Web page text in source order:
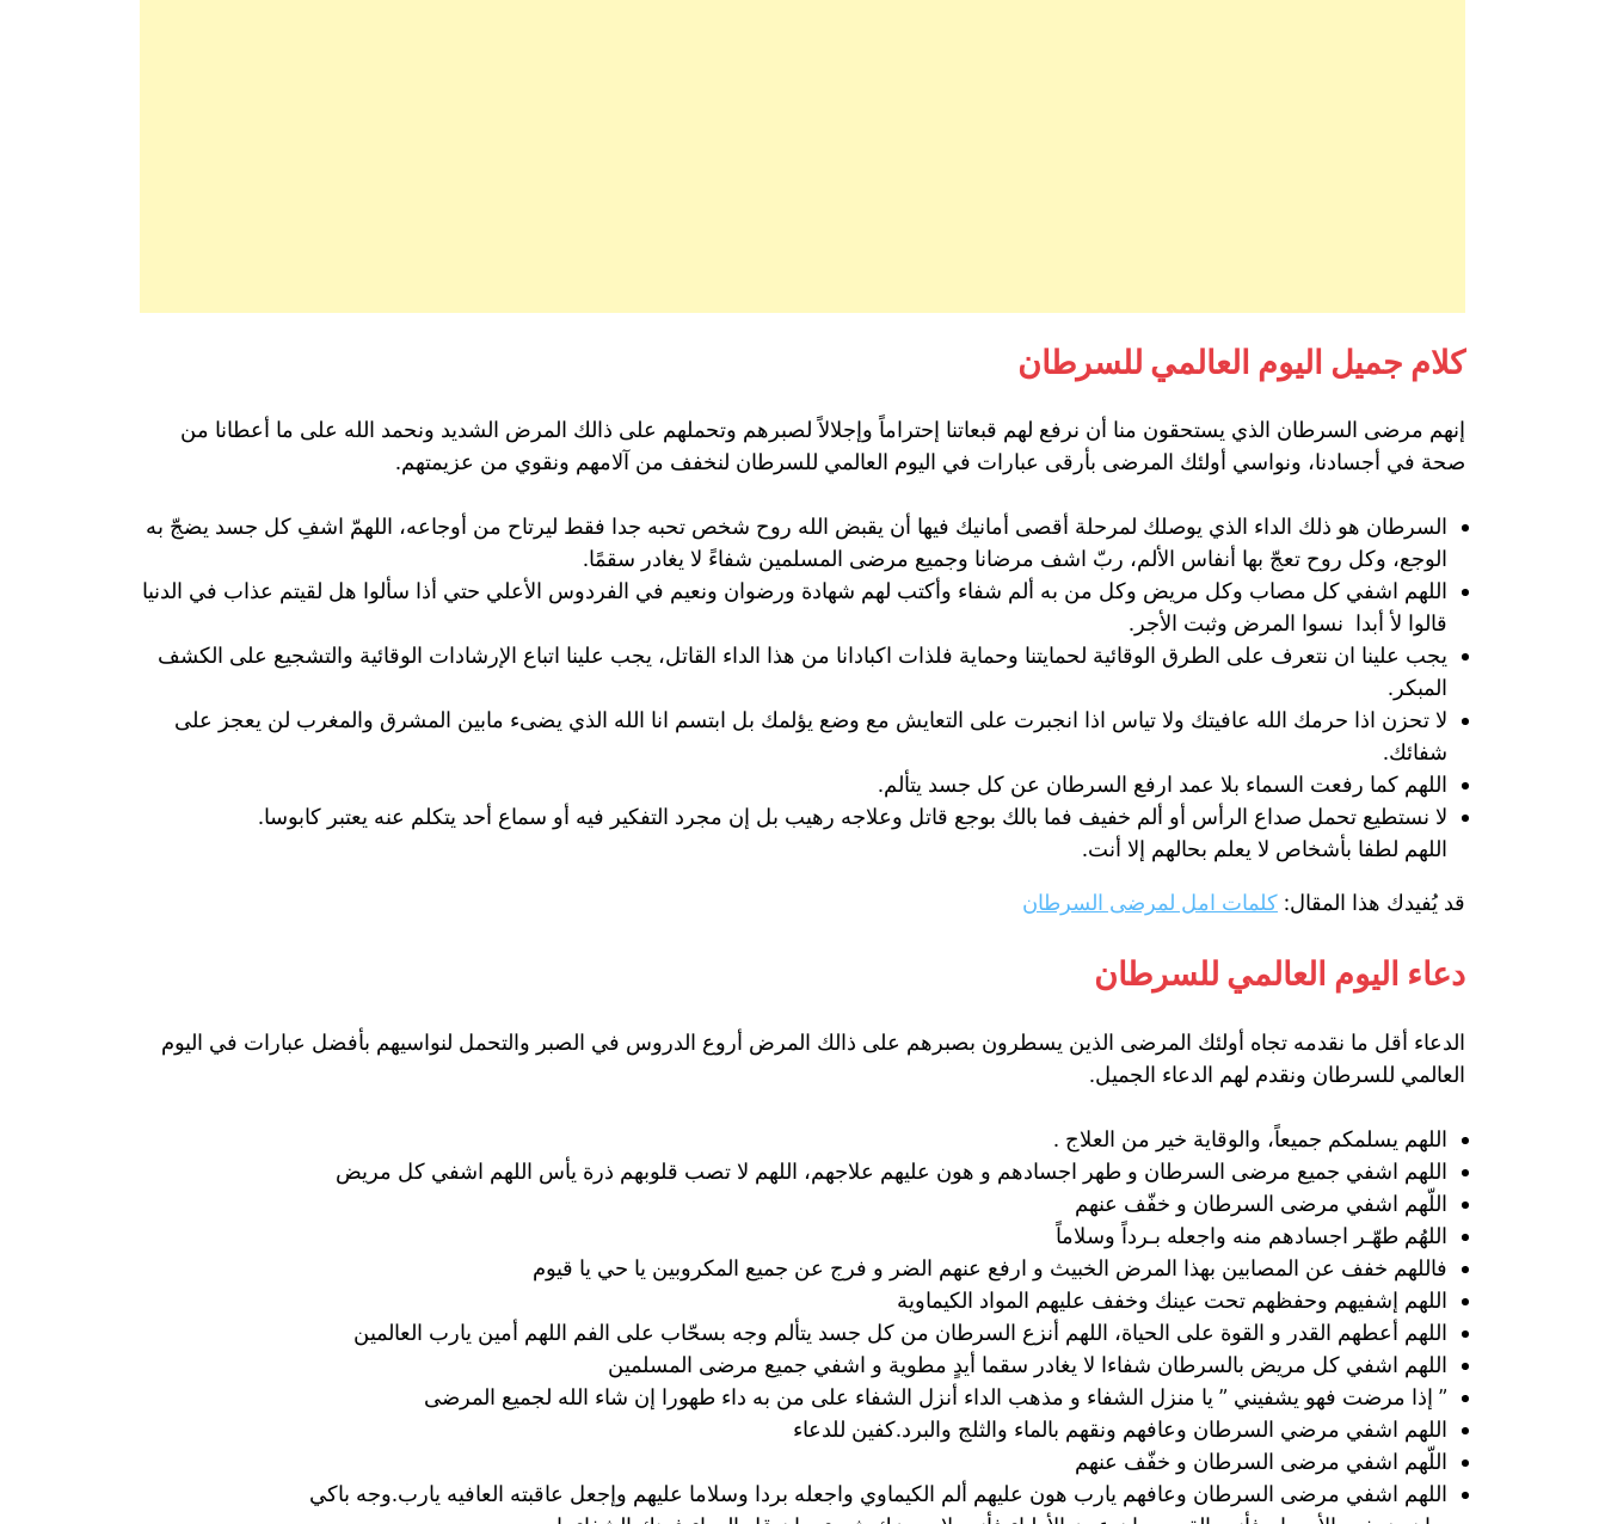
كلام جميل اليوم العالمي للسرطان
إنهم مرضى السرطان الذي يستحقون منا أن نرفع لهم قبعاتنا إحتراماً وإجلالاً لصبرهم وتحملهم على ذالك المرض الشديد ونحمد الله على ما أعطانا من
صحة في أجسادنا، ونواسي أولئك المرضى بأرقى عبارات في اليوم العالمي للسرطان لنخفف من آلامهم ونقوي من عزيمتهم.
السرطان هو ذلك الداء الذي يوصلك لمرحلة أقصى أمانيك فيها أن يقبض الله روح شخص تحبه جدا فقط ليرتاح من أوجاعه، اللهمّ اشفِ كل جسد يضجّ به
الوجع، وكل روح تعجّ بها أنفاس الألم، ربّ اشف مرضانا وجميع مرضى المسلمين شفاءً لا يغادر سقمًا.
اللهم اشفي كل مصاب وكل مريض وكل من به ألم شفاء وأكتب لهم شهادة ورضوان ونعيم في الفردوس الأعلي حتي أذا سألوا هل لقيتم عذاب في الدنيا
قالوا لأ أبدا نسوا المرض وثبت الأجر.
يجب علينا ان نتعرف على الطرق الوقائية لحمايتنا وحماية فلذات اكبادانا من هذا الداء القاتل، يجب علينا اتباع الإرشادات الوقائية والتشجيع على الكشف
المبكر.
لا تحزن اذا حرمك الله عافيتك ولا تياس اذا انجبرت على التعايش مع وضع يؤلمك بل ابتسم انا الله الذي يضىء مابين المشرق والمغرب لن يعجز على
شفائك.
اللهم كما رفعت السماء بلا عمد ارفع السرطان عن كل جسد يتألم.
لا نستطيع تحمل صداع الرأس أو ألم خفيف فما بالك بوجع قاتل وعلاجه رهيب بل إن مجرد التفكير فيه أو سماع أحد يتكلم عنه يعتبر كابوسا.
اللهم لطفا بأشخاص لا يعلم بحالهم إلا أنت.
قد يُفيدك هذا المقال: كلمات امل لمرضى السرطان
دعاء اليوم العالمي للسرطان
الدعاء أقل ما نقدمه تجاه أولئك المرضى الذين يسطرون بصبرهم على ذالك المرض أروع الدروس في الصبر والتحمل لنواسيهم بأفضل عبارات في اليوم
العالمي للسرطان ونقدم لهم الدعاء الجميل.
اللهم يسلمكم جميعاً، والوقاية خير من العلاج .
اللهم اشفي جميع مرضى السرطان و طهر اجسادهم و هون عليهم علاجهم، اللهم لا تصب قلوبهم ذرة يأس اللهم اشفي كل مريض
اللّهم اشفي مرضى السرطان و خفّف عنهم
اللهُم طهّـر اجسادهم منه واجعله بـرداً وسلاماً
فاللهم خفف عن المصابين بهذا المرض الخبيث و ارفع عنهم الضر و فرج عن جميع المكروبين يا حي يا قيوم
اللهم إشفيهم وحفظهم تحت عينك وخفف عليهم المواد الكيماوية
اللهم أعطهم القدر و القوة على الحياة، اللهم أنزع السرطان من كل جسد يتألم وجه بسحّاب على الفم اللهم أمين يارب العالمين
اللهم اشفي كل مريض بالسرطان شفاءا لا يغادر سقما أيدٍ مطوية و اشفي جميع مرضى المسلمين
” إذا مرضت فهو يشفيني ” يا منزل الشفاء و مذهب الداء أنزل الشفاء على من به داء طهورا إن شاء الله لجميع المرضى
اللهم اشفي مرضي السرطان وعافهم ونقهم بالماء والثلج والبرد.كفين للدعاء
اللّهم اشفي مرضى السرطان و خفّف عنهم
اللهم اشفي مرضى السرطان وعافهم يارب هون عليهم ألم الكيماوي واجعله بردا وسلاما عليهم وإجعل عاقبته العافيه يارب.وجه باكي